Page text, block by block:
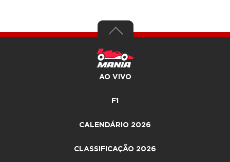
AO VIVO
F1
CALENDÁRIO 2026
CLASSIFICAÇÃO 2026